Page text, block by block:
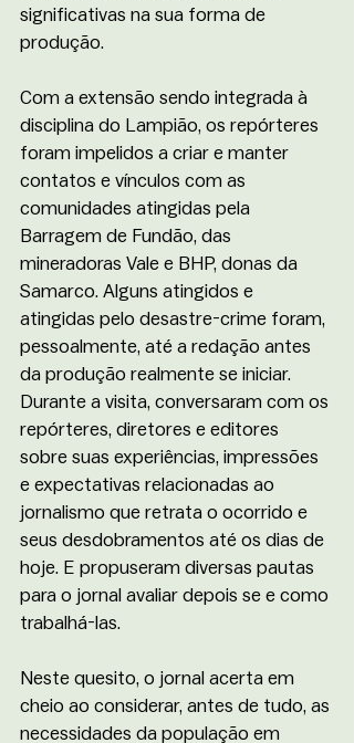
significativas na sua forma de
produção.
Com a extensão sendo integrada à
disciplina do Lampião, os repórteres
foram impelidos a criar e manter
contatos e vínculos com as
comunidades atingidas pela
Barragem de Fundão, das
mineradoras Vale e BHP, donas da
Samarco. Alguns atingidos e
atingidas pelo desastre-crime foram,
pessoalmente, até a redação antes
da produção realmente se iniciar.
Durante a visita, conversaram com os
repórteres, diretores e editores
sobre suas experiências, impressões
e expectativas relacionadas ao
jornalismo que retrata o ocorrido e
seus desdobramentos até os dias de
hoje. E propuseram diversas pautas
para o jornal avaliar depois se e como
trabalhá-las.
Neste quesito, o jornal acerta em
cheio ao considerar, antes de tudo, as
necessidades da população em